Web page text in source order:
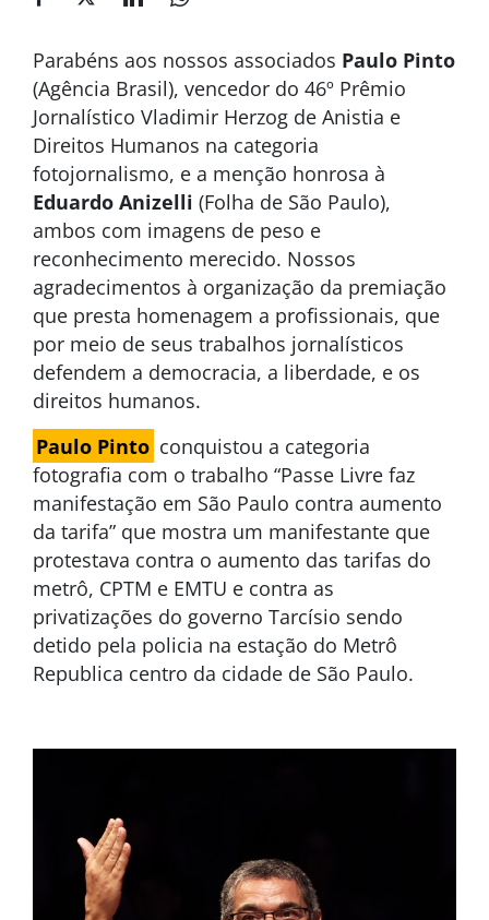
Parabéns aos nossos associados Paulo Pinto
(Agência Brasil), vencedor do 46º Prêmio
Jornalístico Vladimir Herzog de Anistia e
Direitos Humanos na categoria
fotojornalismo, e a menção honrosa à
Eduardo Anizelli (Folha de São Paulo),
ambos com imagens de peso e
reconhecimento merecido. Nossos
agradecimentos à organização da premiação
que presta homenagem a profissionais, que
por meio de seus trabalhos jornalísticos
defendem a democracia, a liberdade, e os
direitos humanos.
Paulo Pinto conquistou a categoria
fotografia com o trabalho “Passe Livre faz
manifestação em São Paulo contra aumento
da tarifa” que mostra um manifestante que
protestava contra o aumento das tarifas do
metrô, CPTM e EMTU e contra as
privatizações do governo Tarcísio sendo
detido pela policia na estação do Metrô
Republica centro da cidade de São Paulo.